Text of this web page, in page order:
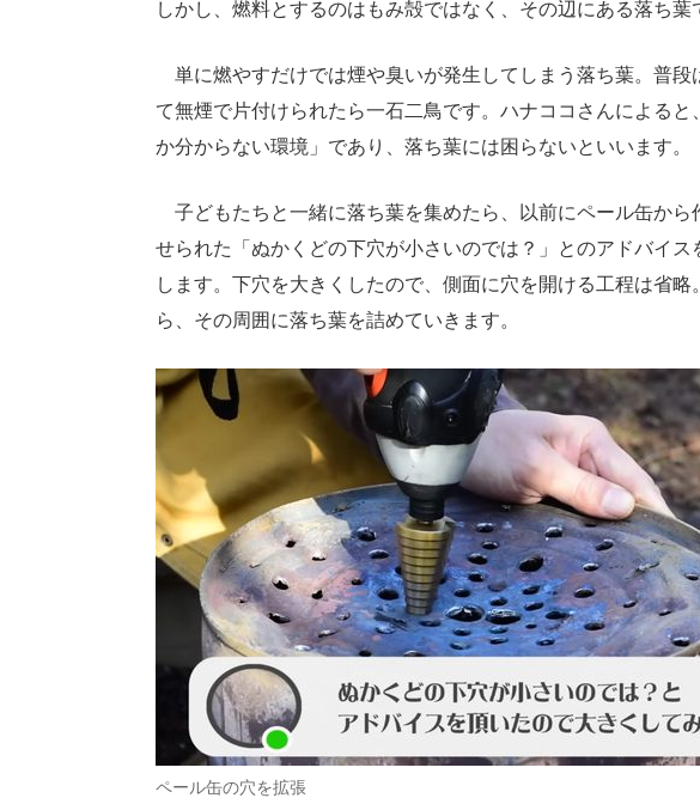
しかし、燃料とするのはもみ殻ではなく、その辺にある落ち葉
単に燃やすだけでは煙や臭いが発生してしまう落ち葉。普段
て無煙で片付けられたら一石二鳥です。ハナココさんによる
か分からない環境」であり、落ち葉には困らないといいます。
子どもたちと一緒に落ち葉を集めたら、以前にペール缶から
せられた「ぬかくどの下穴が小さいのでは？」とのアドバイ
します。下穴を大きくしたので、側面に穴を開ける工程は省
ら、その周囲に落ち葉を詰めていきます。
ペール缶の穴を拡張